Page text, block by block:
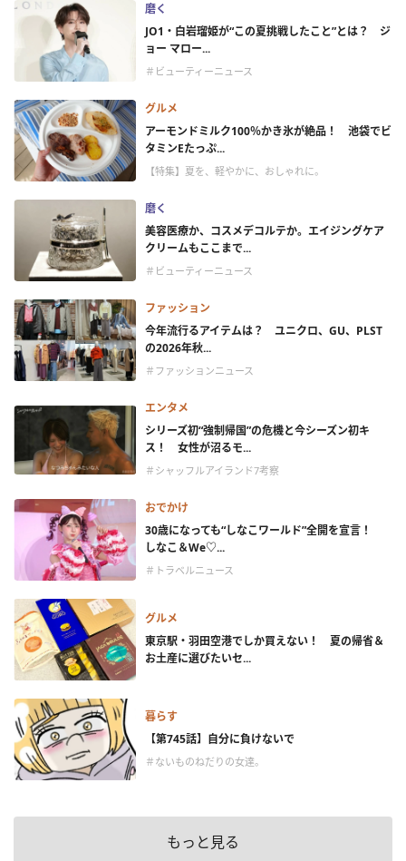
磨く
JO1・白岩瑠姫が“この夏挑戦したこと”とは？ ジ
ョー マロー...
＃ビューティーニュース
グルメ
アーモンドミルク100％かき氷が絶品！ 池袋でビ
タミンEたっぷ...
【特集】夏を、軽やかに、おしゃれに。
磨く
美容医療か、コスメデコルテか。エイジングケア
クリームもここまで...
＃ビューティーニュース
ファッション
今年流行るアイテムは？ ユニクロ、GU、PLST
の2026年秋...
＃ファッションニュース
エンタメ
シリーズ初“強制帰国”の危機と今シーズン初キ
ス！ 女性が沼るモ...
＃シャッフルアイランド7考察
おでかけ
30歳になっても“しなこワールド”全開を宣言！
しなこ＆We♡...
＃トラベルニュース
グルメ
東京駅・羽田空港でしか買えない！ 夏の帰省＆
お土産に選びたいセ...
暮らす
【第745話】自分に負けないで
＃ないものねだりの女達。
もっと見る